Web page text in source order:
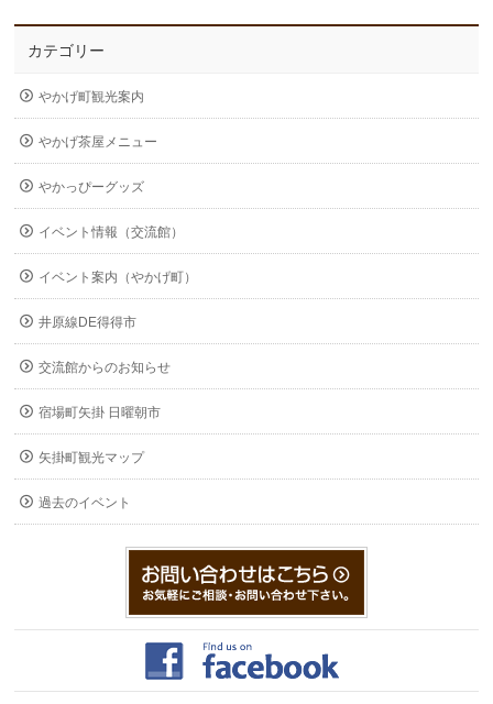
カテゴリー
やかげ町観光案内
やかげ茶屋メニュー
やかっぴーグッズ
イベント情報（交流館）
イベント案内（やかげ町）
井原線DE得得市
交流館からのお知らせ
宿場町矢掛 日曜朝市
矢掛町観光マップ
過去のイベント